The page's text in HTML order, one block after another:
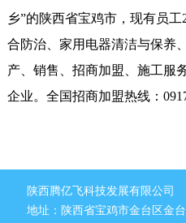
乡”的陕西省宝鸡市，现有员
合防治、家用电器清洁与保养
产、销售、招商加盟、施工服
企业。全国招商加盟热线：
陕西腾亿飞科技发展有限公司
地址：陕西省宝鸡市金台区金